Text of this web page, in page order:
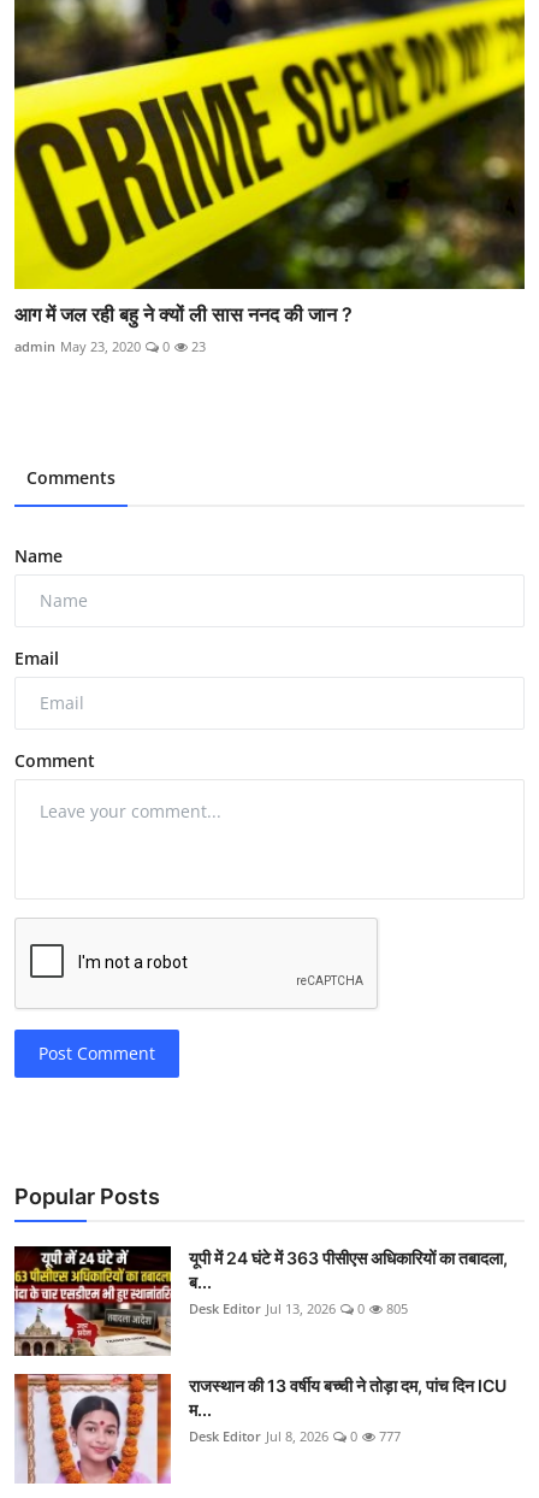
आग में जल रही बहु ने क्यों ली सास ननद की जान ?
admin May 23, 2020 0 23
Comments
Name
Email
Comment
Post Comment
Popular Posts
यूपी में 24 घंटे में 363 पीसीएस अधिकारियों का तबादला,
ब...
Desk Editor Jul 13, 2026 0 805
राजस्थान की 13 वर्षीय बच्ची ने तोड़ा दम, पांच दिन ICU
म...
Desk Editor Jul 8, 2026 0 777